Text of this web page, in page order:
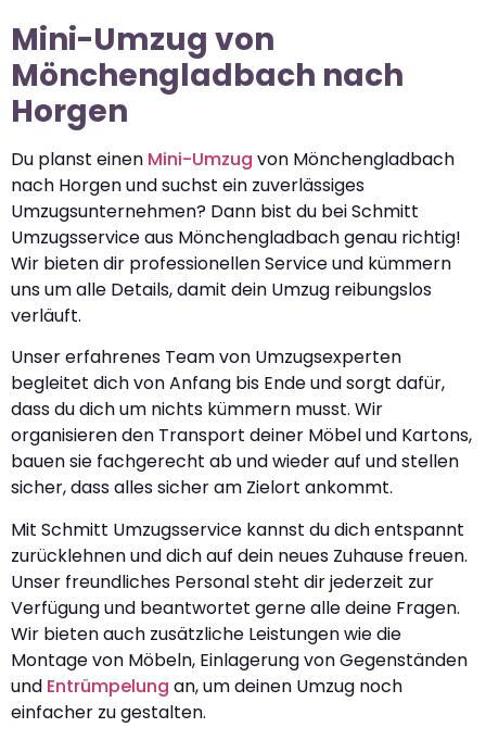
Mini-Umzug von
Mönchengladbach nach
Horgen
Du planst einen Mini-Umzug von Mönchengladbach
nach Horgen und suchst ein zuverlässiges
Umzugsunternehmen? Dann bist du bei Schmitt
Umzugsservice aus Mönchengladbach genau richtig!
Wir bieten dir professionellen Service und kümmern
uns um alle Details, damit dein Umzug reibungslos
verläuft.
Unser erfahrenes Team von Umzugsexperten
begleitet dich von Anfang bis Ende und sorgt dafür,
dass du dich um nichts kümmern musst. Wir
organisieren den Transport deiner Möbel und Kartons,
bauen sie fachgerecht ab und wieder auf und stellen
sicher, dass alles sicher am Zielort ankommt.
Mit Schmitt Umzugsservice kannst du dich entspannt
zurücklehnen und dich auf dein neues Zuhause freuen.
Unser freundliches Personal steht dir jederzeit zur
Verfügung und beantwortet gerne alle deine Fragen.
Wir bieten auch zusätzliche Leistungen wie die
Montage von Möbeln, Einlagerung von Gegenständen
und Entrümpelung an, um deinen Umzug noch
einfacher zu gestalten.